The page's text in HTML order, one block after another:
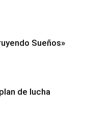
Sueños»
de lucha